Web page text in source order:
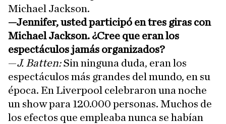
Michael Jackson.
—Jennifer, usted participó en tres giras con
Michael Jackson. ¿Cree que eran los
espectáculos jamás organizados?
—J. Batten:Sin ninguna duda, eran los
espectáculos más grandes del mundo, en su
época. En Liverpool celebraron una noche
un show para 120.000 personas. Muchos de
los efectos que empleaba nunca se habían